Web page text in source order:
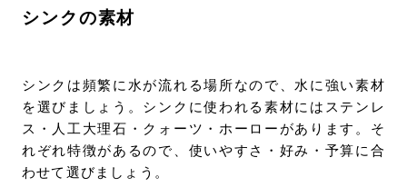
シンクの素材
シンクは頻繁に水が流れる場所なので、水に強い素材
を選びましょう。シンクに使われる素材にはステンレ
ス・人工大理石・クォーツ・ホーローがあります。そ
れぞれ特徴があるので、使いやすさ・好み・予算に合
わせて選びましょう。